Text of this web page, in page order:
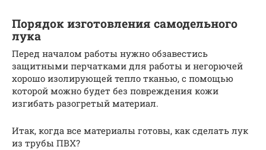
Порядок изготовления самодельного
лука
Перед началом работы нужно обзавестись
защитными перчатками для работы и негорючей
хорошо изолирующей тепло тканью, с помощью
которой можно будет без повреждения кожи
изгибать разогретый материал.
Итак, когда все материалы готовы, как сделать лук
из трубы ПВХ?